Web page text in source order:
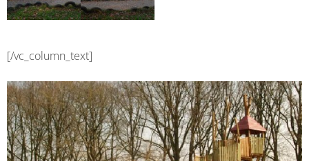
[/vc_column_text]